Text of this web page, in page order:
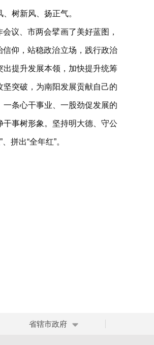
树新风、扬正气。
议、市两会擘画了美好蓝图，
仰，站稳政治立场，践行政治
提升发展本领，加快提升统筹
突破，为南阳发展贡献自己的
条心干事业、一股劲促发展的
事树形象。坚持明大德、守公
拼出“全年红”。
省辖市政府